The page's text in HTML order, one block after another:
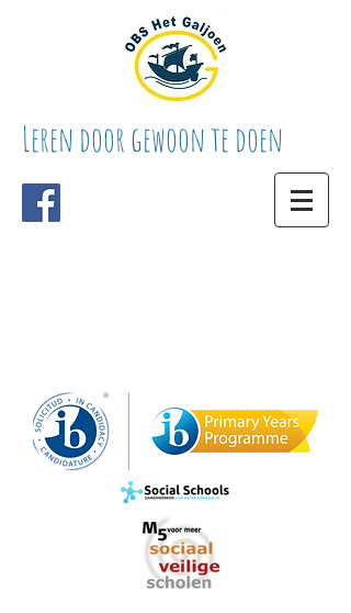
Leren door gewoon te doen